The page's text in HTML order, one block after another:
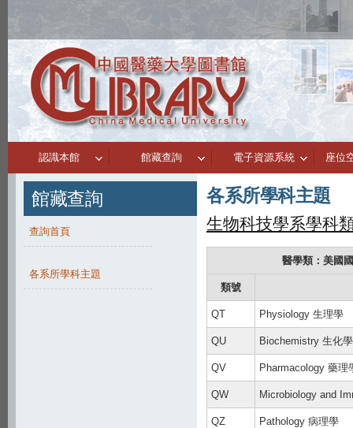
認識本館 館藏查詢 電子資源系統 座位
館藏查詢
查詢首頁
各系所學科主題
各系所學科主題
生物科技學系學科
醫學類：美國
類號
QT Physiology 生理學
QU Biochemistry 生化學
QV Pharmacology 藥理
QW Microbiology and
QZ Pathology 病理學